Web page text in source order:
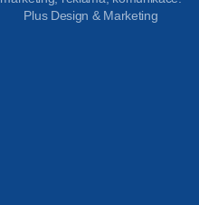
Plus Design & Marketing